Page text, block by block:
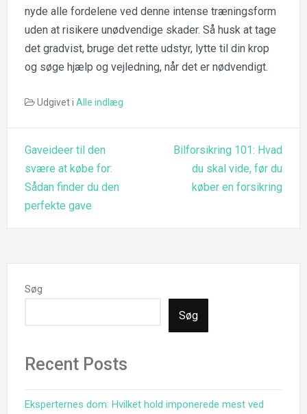
nyde alle fordelene ved denne intense træningsform
uden at risikere unødvendige skader. Så husk at tage
det gradvist, bruge det rette udstyr, lytte til din krop
og søge hjælp og vejledning, når det er nødvendigt.
Udgivet i Alle indlæg
Gaveideer til den
svære at købe for:
Sådan finder du den
perfekte gave
Bilforsikring 101: Hvad
du skal vide, før du
køber en forsikring
Søg
Søg
Recent Posts
Eksperternes dom: Hvilket hold imponerede mest ved